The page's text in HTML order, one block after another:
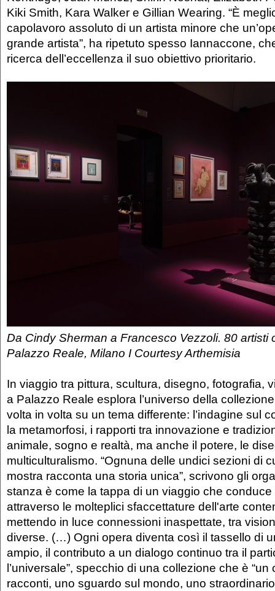
Kiki Smith, Kara Walker e Gillian Wearing. “È
capolavoro assoluto di un artista minore che
grande artista”, ha ripetuto spesso Iannaccone,
ricerca dell’eccellenza il suo obiettivo prioritario.
Da Cindy Sherman a Francesco Vezzoli. 80 artisti
Palazzo Reale, Milano I Courtesy Arthemisia
In viaggio tra pittura, scultura, disegno, fotografia,
a Palazzo Reale esplora l’universo della
volta in volta su un tema differente: l’indagine sul
la metamorfosi, i rapporti tra innovazione e
animale, sogno e realtà, ma anche il potere, le
multiculturalismo. “Ognuna delle undici sezioni di
mostra racconta una storia unica”, scrivono gli
stanza è come la tappa di un viaggio che conduce
attraverso le molteplici sfaccettature dell'arte
mettendo in luce connessioni inaspettate, tra
diverse. (…) Ogni opera diventa così il tassello di
ampio, il contributo a un dialogo continuo tra il
l’universale”, specchio di una collezione che è “un
racconti, uno sguardo sul mondo, uno